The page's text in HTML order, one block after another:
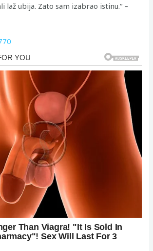
laž ubija. Zato sam izabrao istinu.“ –